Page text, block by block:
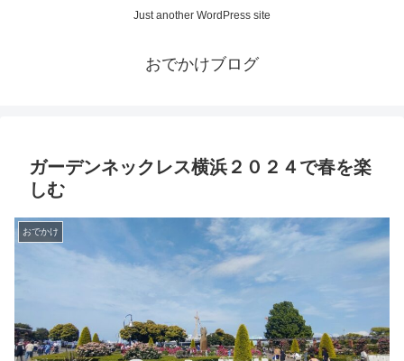
Just another WordPress site
おでかけブログ
ガーデンネックレス横浜２０２４で春を楽
しむ
おでかけ